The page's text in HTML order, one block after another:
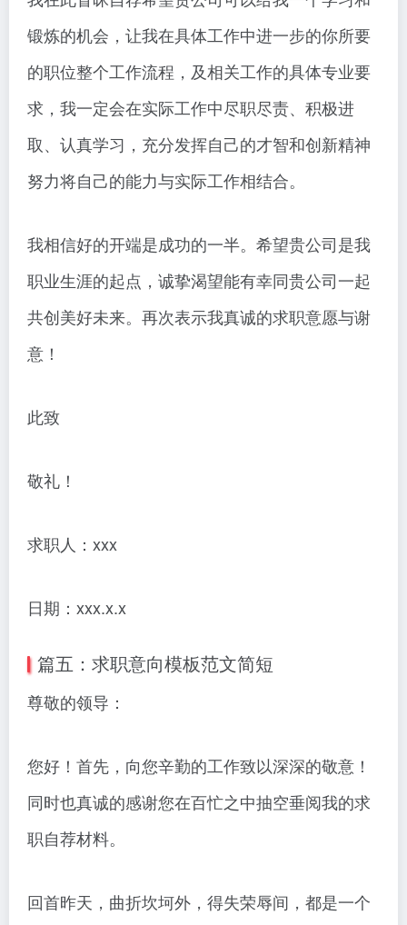
锻炼的机会，让我在具体工作中进一步的你所要
的职位整个工作流程，及相关工作的具体专业要
求，我一定会在实际工作中尽职尽责、积极进
取、认真学习，充分发挥自己的才智和创新精神
努力将自己的能力与实际工作相结合。
我相信好的开端是成功的一半。希望贵公司是我
职业生涯的起点，诚挚渴望能有幸同贵公司一起
共创美好未来。再次表示我真诚的求职意愿与谢
意！
此致
敬礼！
求职人：xxx
日期：xxx.x.x
篇五：求职意向模板范文简短
尊敬的领导：
您好！首先，向您辛勤的工作致以深深的敬意！
同时也真诚的感谢您在百忙之中抽空垂阅我的求
职自荐材料。
回首昨天，曲折坎坷外，得失荣辱间，都是一个